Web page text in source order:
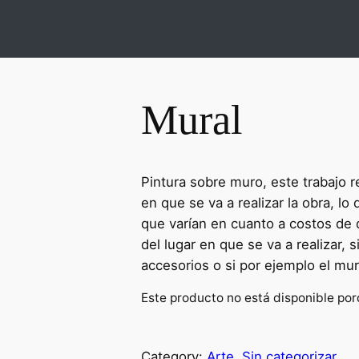
Mural
Pintura sobre muro, este trabajo
en que se va a realizar la obra, lo
que varían en cuanto a costos
del lugar en que se va a realizar,
accesorios o si por ejemplo el
Este producto no está disponible